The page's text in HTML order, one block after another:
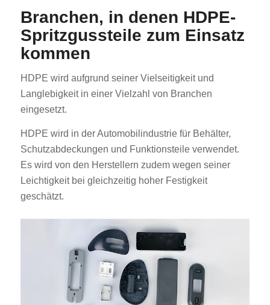
Branchen, in denen HDPE-
Spritzgussteile zum Einsatz
kommen
HDPE wird aufgrund seiner Vielseitigkeit und
Langlebigkeit in einer Vielzahl von Branchen
eingesetzt.
HDPE wird in der Automobilindustrie für Behälter,
Schutzabdeckungen und Funktionsteile verwendet.
Es wird von den Herstellern zudem wegen seiner
Leichtigkeit bei gleichzeitig hoher Festigkeit
geschätzt.